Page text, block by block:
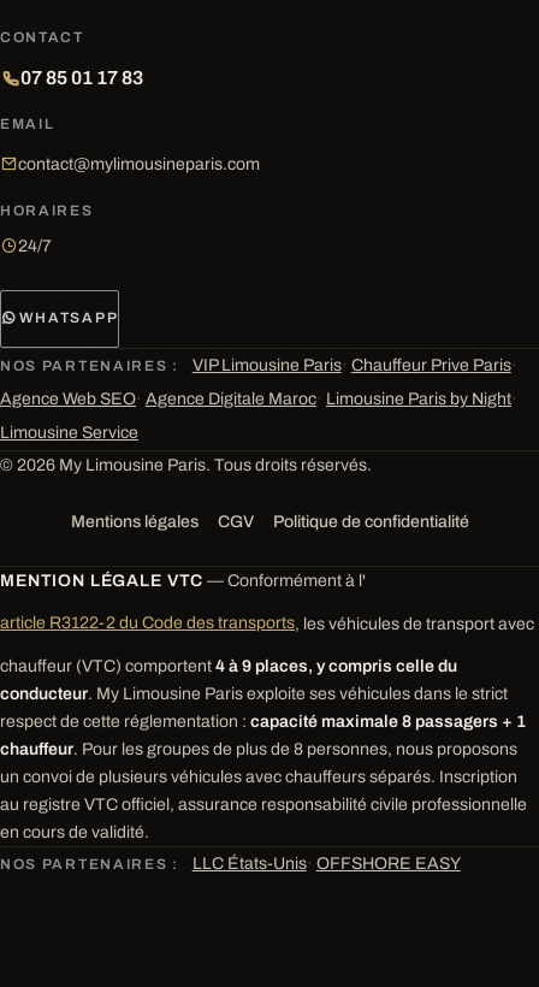
CONTACT
07 85 01 17 83
EMAIL
contact@mylimousineparis.com
HORAIRES
24/7
WHATSAPP
NOS PARTENAIRES : VIP Limousine Paris· Chauffeur Prive Paris·
Agence Web SEO· Agence Digitale Maroc· Limousine Paris by Night·
Limousine Service
© 2026 My Limousine Paris. Tous droits réservés.
Mentions légales CGV Politique de confidentialité
MENTION LÉGALE VTC — Conformément à l'
article R3122-2 du Code des transports, les véhicules de transport avec
chauffeur (VTC) comportent 4 à 9 places, y compris celle du
conducteur. My Limousine Paris exploite ses véhicules dans le strict
respect de cette réglementation : capacité maximale 8 passagers + 1
chauffeur. Pour les groupes de plus de 8 personnes, nous proposons
un convoi de plusieurs véhicules avec chauffeurs séparés. Inscription
au registre VTC officiel, assurance responsabilité civile professionnelle
en cours de validité.
NOS PARTENAIRES : LLC États-Unis· OFFSHORE EASY